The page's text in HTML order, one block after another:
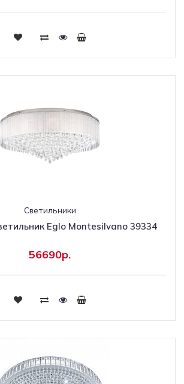
Светильники
Eglo Montesilvano 39334
56690р.